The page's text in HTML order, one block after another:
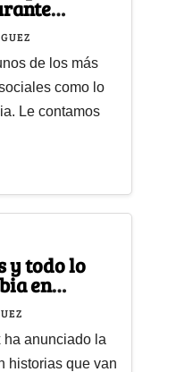
de los más
como lo
Le contamos
y todo lo
en
ha anunciado la
historias que van